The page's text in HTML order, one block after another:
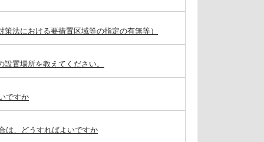
法における要措置区域等の指定の有無等）
置場所を教えてください。
ですか
は、どうすればよいですか